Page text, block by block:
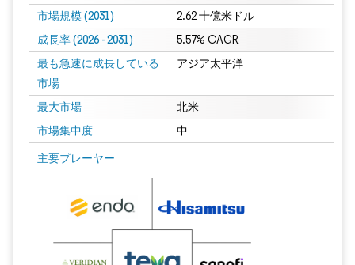
市場規模 (2031) 2.62 十億米ドル
成長率 (2026 - 2031) 5.57% CAGR
最も急速に成長している
市場
アジア太平洋
最大市場 北米
市場集中度 中
主要プレーヤー
画像 © Mordor Intelligence。再利用にはCC BY 4.0の表示が必要です。